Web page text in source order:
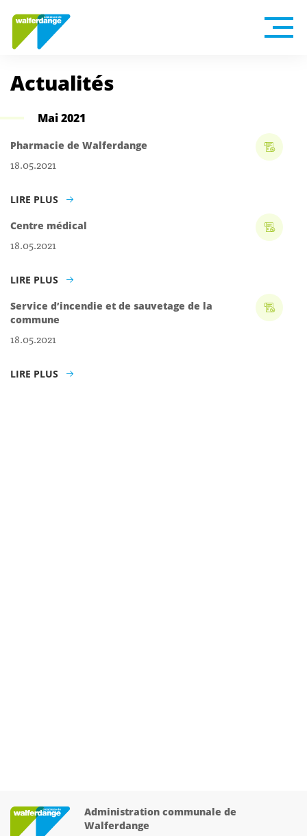
Actualités
Mai 2021
Pharmacie de Walferdange
18.05.2021
LIRE PLUS
Centre médical
18.05.2021
LIRE PLUS
Service d’incendie et de sauvetage de la
commune
18.05.2021
LIRE PLUS
Administration communale de
Walferdange